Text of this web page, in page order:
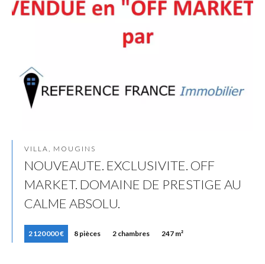
VILLA, MOUGINS
NOUVEAUTE. EXCLUSIVITE. OFF
MARKET. DOMAINE DE PRESTIGE AU
CALME ABSOLU.
2 120 000 € 8 pièces 2 chambres 247 m²